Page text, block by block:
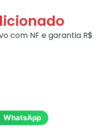
com NF e garantia R$
WhatsApp